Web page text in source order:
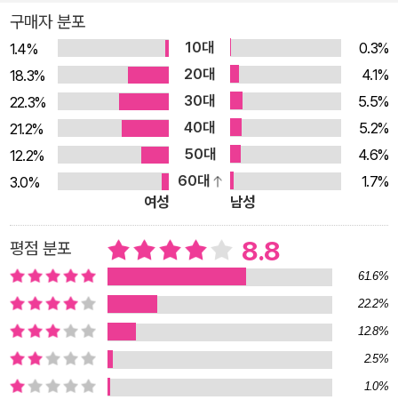
필생의 역작이라 불릴 만한 강렬한 소설로 많은 독자와 평단의 사
랑과 주목을 받았다. 주한 체코문화원에서는 2014년 보후밀 흐
라발 탄생 100주년을 기념해 ‘너무 시끄러운 고독’이라는 제목의
전시를 열어 그의 작품세계를 소개하기도 했다. 지금까지 국내에
소개된 그의 작품으로는 『영국 왕을 모셨지』(문학동네, 2009),
『엄중히 감시받는 열차』(버티고, 2006)가 있다. 지하실에 스스
로를 감금한 한 남자의 끝없는 노동과 고뇌 소설의 화자인 한탸는
삼십오 년간 폐지 압축공으로 일해온 인물이다. 그는 어두침침하
져들어오는 폐지를 압축한다. 천장에는 뚜껑문이 있고 그곳에서
는 매일 인류가 쌓은 지식과 교양이 가득 담긴 책들이 쏟아져내린
다. 니체와 괴테, 실러와 횔덜린 등의 빛나는 문학작품들은 물론,
미로슬라프 루테나 카렐 엥겔뮐러가 쓴 극평들이 들어 있는 잡지
들까지. 한탸의 임무는 그것들을 신속히 파쇄해서 압축하는 일이
지만 그는 파괴될 운명인 폐지 더미의 매력에 이끌린다. 그는 쏟
아지는 책들을 읽고 또 읽으며 ‘뜻하지 않게’ 교양을 쌓게 된다.
구매자 분포
1.4% 10대
0.3%
18.3%
20대
4.1%
22.3%
30대
5.5%
21.2%
40대
5.2%
12.2%
50대
4.6%
3.0%
60대
1.7%
여성
남성
평점 분포 8.8
61.6%
22.2%
12.8%
2.5%
1.0%